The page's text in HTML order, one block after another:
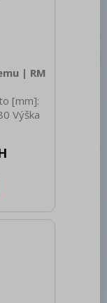
| RM
[mm]:
Výška
[mm]:
couler-
mm)